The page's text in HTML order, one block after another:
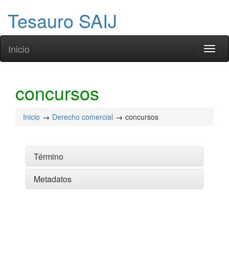
Tesauro SAIJ
Inicio
concursos
Inicio Derecho comercial concursos
Término
Metadatos